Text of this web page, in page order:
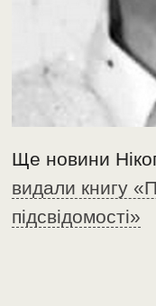
Ще новини
видали книгу
підсвідомості»